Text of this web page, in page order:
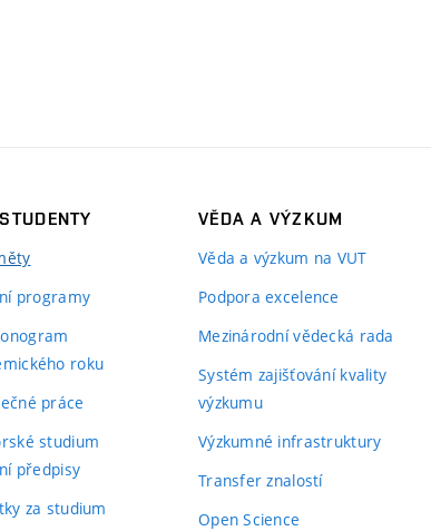
programy
roku
práce
studium
předpisy
za studium
VĚDA A VÝZKUM
Věda a výzkum na VUT
Podpora excelence
Mezinárodní vědecká rada
Systém zajišťování kvality
výzkumu
Výzkumné infrastruktury
Transfer znalostí
Open Science